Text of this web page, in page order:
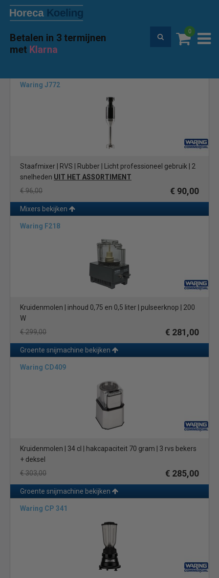
Betalen in 3 termijnen
met Klarna
0
Premium service en garantie
Home Merken
Waring J772
Staafmixer | RVS | Rubber | Licht professioneel gebruik | 2
snelheden UIT HET ASSORTIMENT
€ 96,00
€ 90,00
Mixers bekijken
Waring F218
Kruidenmolen | inhoud 0,75 en 0,5 liter | pulseerknop | 200
W
€ 299,00
€ 281,00
Groente snijmachine bekijken
Waring CD409
Kruidenmolen | 34 cl | hakcapaciteit 70 gram | 3 rvs bekers
+ deksel
€ 303,00
€ 285,00
Groente snijmachine bekijken
Waring CP 341